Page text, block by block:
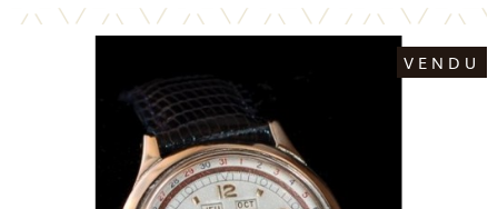
VENDU